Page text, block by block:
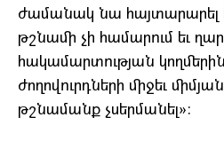
ժամանակ նա հայտարարել
թշնամի չի համարում եւ
հակամարտության կողմերին
ժողովուրդների միջեւ
թշնամանք չսերմանել»: